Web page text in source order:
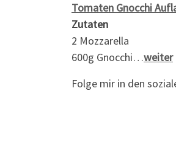
Tomaten Gnocchi
Zutaten
2 Mozzarella
600g Gnocchi…weiter
Folge mir in den